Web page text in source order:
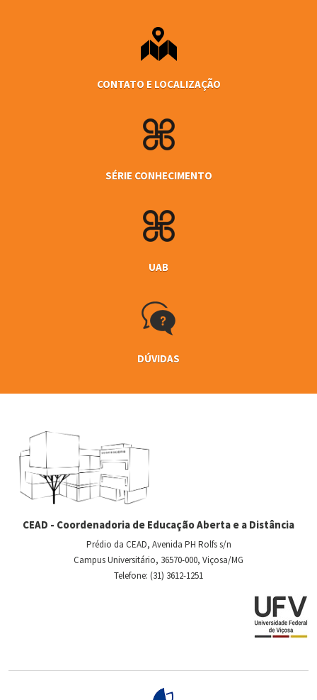
CONTATO E LOCALIZAÇÃO
SÉRIE CONHECIMENTO
UAB
DÚVIDAS
CEAD - Coordenadoria de Educação Aberta e a Distância
Prédio da CEAD, Avenida PH Rolfs s/n
Campus Universitário, 36570-000, Viçosa/MG
Telefone: (31) 3612-1251